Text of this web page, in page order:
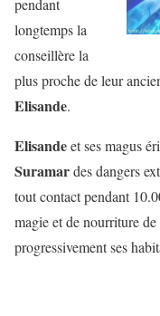
pendant
longtemps la
conseillère la
plus proche de leur
Elisande.
Elisandeet ses magus
Suramardes dangers
tout contact pendant
magie et de nourriture
progressivement ses